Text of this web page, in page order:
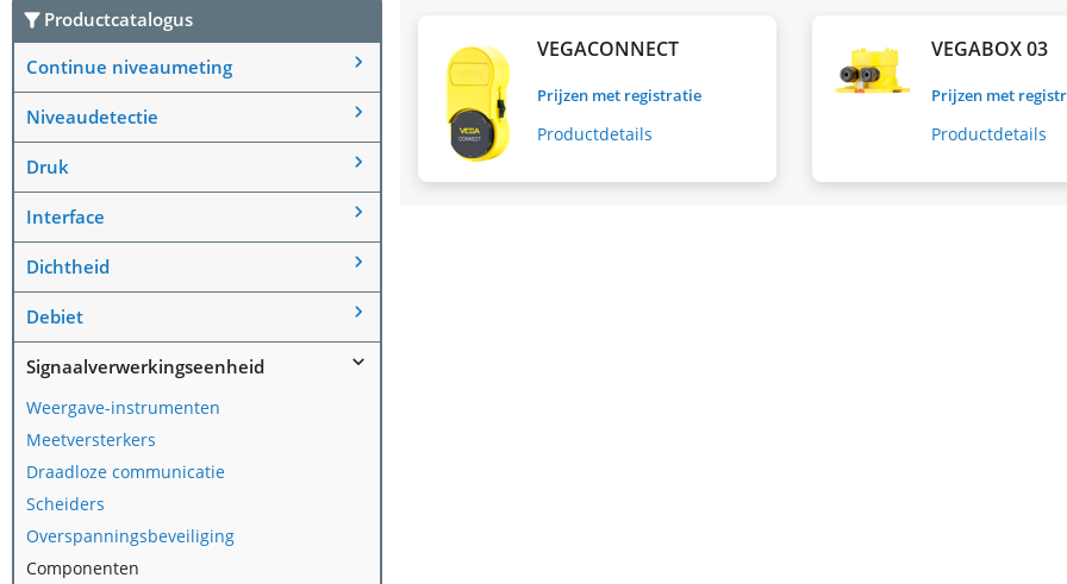
Productcatalogus
Continue niveaumeting
Niveaudetectie
Druk
Interface
Dichtheid
Debiet
Signaalverwerkingseenheid
Weergave-instrumenten
Meetversterkers
Draadloze communicatie
Scheiders
Overspanningsbeveiliging
Componenten
VEGACONNECT
Prijzen met registratie
Productdetails
VEGABOX 03
Prijzen met
Productdetails